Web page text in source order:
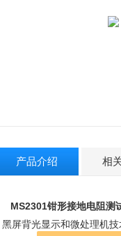
产品介绍 相
MS2301钳形接地电阻测
黑屏背光显示和微处理机